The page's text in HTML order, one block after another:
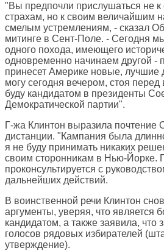
"Вы предпочли прислушаться не
страхам, но к своим величайшим
смелым устремлениям, - сказал
митинге в Сент-Поле. - Сегодня
одного похода, имеющего
одновременно начинаем другой -
принесет Америке новые, лучшие
могу сегодня вечером, стоя перед
буду кандидатом в президенты
Демократической партии".
Г-жа Клинтон выразила почтение
дистанции. "Кампания была
я не буду принимать никаких
своим сторонникам в Нью-Йорке.
проконсультируется с
дальнейших действий.
В воинственной речи Клинтон
аргументы, уверяя, что является
кандидатом, а также заявила, что
голосов рядовых избирателей
утверждение).